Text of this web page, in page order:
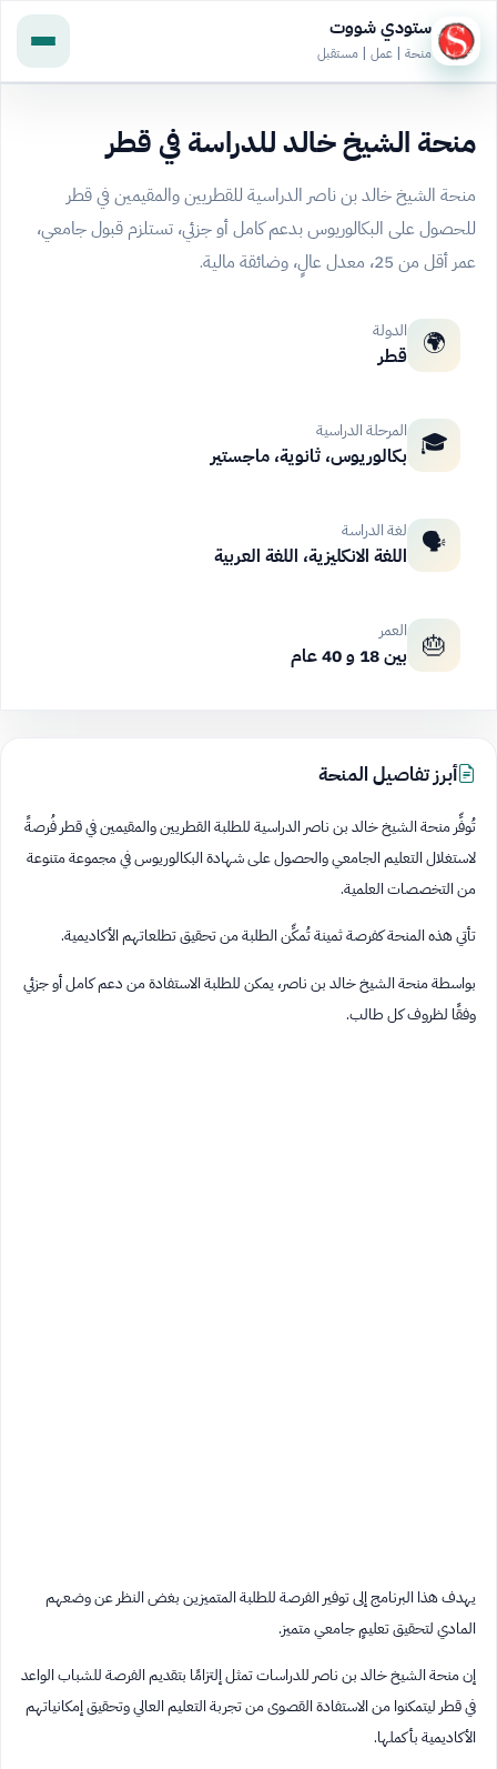
ستودي شووت
منحة | عمل | مستقبل
منحة الشيخ خالد للدراسة في قطر
منحة الشيخ خالد بن ناصر الدراسية للقطريين والمقيمين في قطر
للحصول على البكالوريوس بدعم كامل أو جزئي، تستلزم قبول جامعي،
عمر أقل من 25، معدل عالٍ، وضائقة مالية.
🌍 الدولة
قطر
🎓 المرحلة الدراسية
بكالوريوس، ثانوية، ماجستير
🗣️ لغة الدراسة
اللغة الانكليزية، اللغة العربية
🎂 العمر
بين 18 و 40 عام
أبرز تفاصيل المنحة
تُوفِّر منحة الشيخ خالد بن ناصر الدراسية للطلبة القطريين والمقيمين في قطر فُرصةً
لاستغلال التعليم الجامعي والحصول على شهادة البكالوريوس في مجموعة متنوعة
من التخصصات العلمية.
تأتي هذه المنحة كفرصة ثمينة تُمكِّن الطلبة من تحقيق تطلعاتهم الأكاديمية.
بواسطة منحة الشيخ خالد بن ناصر، يمكن للطلبة الاستفادة من دعم كامل أو جزئي
وفقًا لظروف كل طالب.
يهدف هذا البرنامج إلى توفير الفرصة للطلبة المتميزين بغض النظر عن وضعهم
المادي لتحقيق تعليمٍ جامعي متميز.
إن منحة الشيخ خالد بن ناصر للدراسات تمثل إلتزامًا بتقديم الفرصة للشباب الواعد
في قطر ليتمكنوا من الاستفادة القصوى من تجربة التعليم العالي وتحقيق إمكانياتهم
الأكاديمية بأكملها.